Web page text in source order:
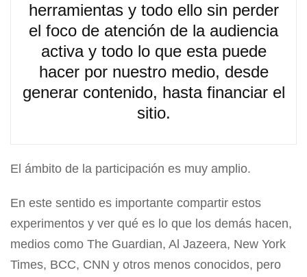
herramientas y todo ello sin perder
el foco de atención de la audiencia
activa y todo lo que esta puede
hacer por nuestro medio, desde
generar contenido, hasta financiar el
sitio.
El ámbito de la participación es muy amplio.
En este sentido es importante compartir estos
experimentos y ver qué es lo que los demás hacen,
medios como The Guardian, Al Jazeera, New York
Times, BCC, CNN y otros menos conocidos, pero